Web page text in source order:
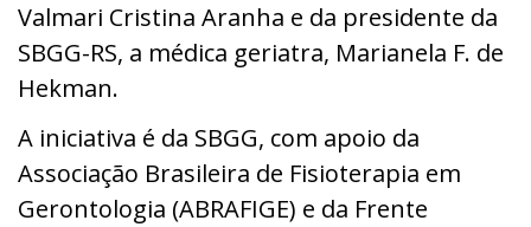
Valmari Cristina Aranha e da presidente da
SBGG-RS, a médica geriatra, Marianela F. de
Hekman.
A iniciativa é da SBGG, com apoio da
Associação Brasileira de Fisioterapia em
Gerontologia (ABRAFIGE) e da Frente